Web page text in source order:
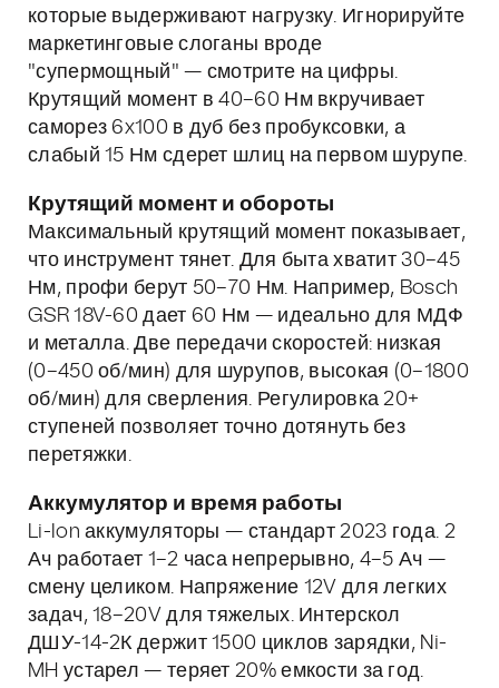
которые выдерживают нагрузку. Игнорируйте
маркетинговые слоганы вроде
"супермощный" — смотрите на цифры.
Крутящий момент в 40–60 Нм вкручивает
саморез 6x100 в дуб без пробуксовки, а
слабый 15 Нм сдерет шлиц на первом шурупе.
Крутящий момент и обороты
Максимальный крутящий момент показывает,
что инструмент тянет. Для быта хватит 30–45
Нм, профи берут 50–70 Нм. Например, Bosch
GSR 18V-60 дает 60 Нм — идеально для МДФ
и металла. Две передачи скоростей: низкая
(0–450 об/мин) для шурупов, высокая (0–1800
об/мин) для сверления. Регулировка 20+
ступеней позволяет точно дотянуть без
перетяжки.
Аккумулятор и время работы
Li-Ion аккумуляторы — стандарт 2023 года. 2
Ач работает 1–2 часа непрерывно, 4–5 Ач —
смену целиком. Напряжение 12V для легких
задач, 18–20V для тяжелых. Интерскол
ДШУ-14-2К держит 1500 циклов зарядки, Ni-
MH устарел — теряет 20% емкости за год.